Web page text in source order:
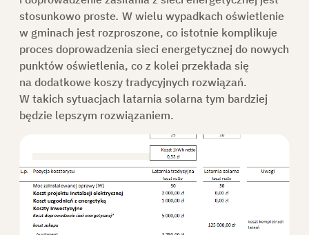
stosunkowo proste. W wielu wypadkach oświetlenie
w gminach jest rozproszone, co istotnie komplikuje
proces doprowadzenia sieci energetycznej do nowych
punktów oświetlenia, co z kolei przekłada się
na dodatkowe koszy tradycyjnych rozwiązań.
W takich sytuacjach latarnia solarna tym bardziej
będzie lepszym rozwiązaniem.